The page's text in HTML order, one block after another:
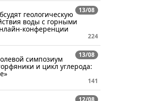
13/08
геологическую
воды с горными
конференции
224
13/08
симпозиум
и цикл углерода:
141
12/08